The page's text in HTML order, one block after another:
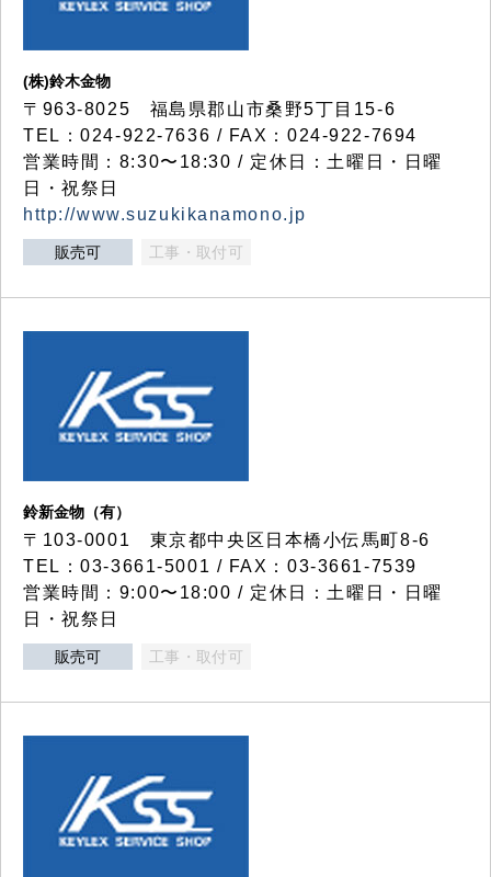
(株)鈴木金物
〒963-8025 福島県郡山市桑野5丁目15-6
TEL：024-922-7636 / FAX：024-922-7694
営業時間：8:30〜18:30 / 定休日：土曜日・日曜
日・祝祭日
http://www.suzukikanamono.jp
販売可 工事・取付可
鈴新金物（有）
〒103-0001 東京都中央区日本橋小伝馬町8-6
TEL：03-3661-5001 / FAX：03-3661-7539
営業時間：9:00〜18:00 / 定休日：土曜日・日曜
日・祝祭日
販売可 工事・取付可